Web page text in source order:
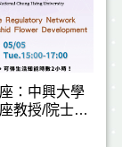
：中興大學
教授/院士